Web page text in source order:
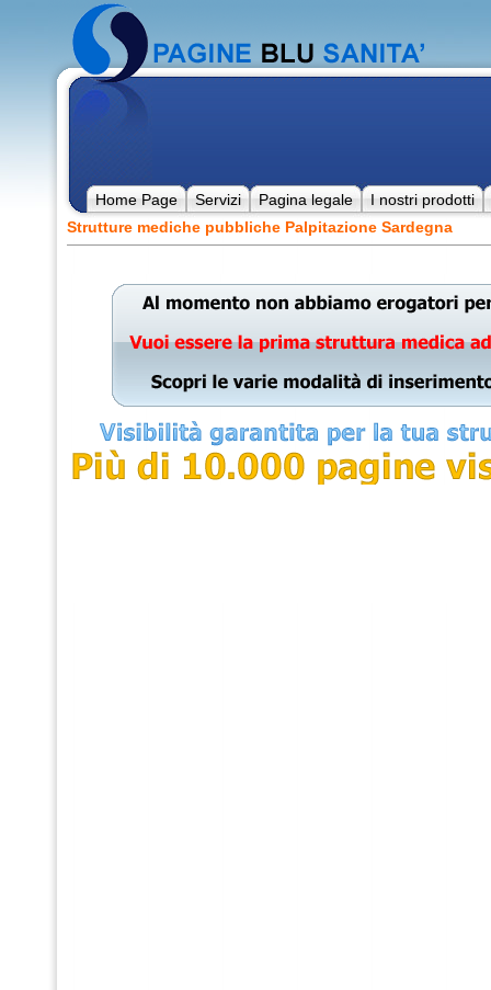
Home Page Servizi Pagina legale
I nostri prodotti
Strutture mediche pubbliche Palpitazione Sardegna